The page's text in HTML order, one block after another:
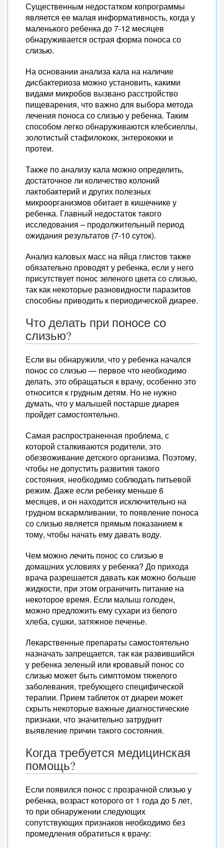
Существенным недостатком копрограммы
является ее малая информативность, когда у
маленького ребенка до 7-12 месяцев
обнаруживается острая форма поноса со
слизью.
На основании анализа кала на наличие
дисбактериоза можно установить, какими
видами микробов вызвано расстройство
пищеварения, что важно для выбора метода
лечения поноса со слизью у ребенка. Таким
способом легко обнаруживаются клебсиеллы,
золотистый стафилококк, энтерококки и
протеи.
Также по анализу кала можно определить,
достаточное ли количество колоний
лактобактерий и других полезных
микроорганизмов обитает в кишечнике у
ребенка. Главный недостаток такого
исследования – продолжительный период
ожидания результатов (7-10 суток).
Анализ каловых масс на яйца глистов также
обязательно проводят у ребенка, если у него
присутствует понос зеленого цвета со слизью,
так как некоторые разновидности паразитов
способны приводить к периодической диарее.
Что делать при поносе со
слизью?
Если вы обнаружили, что у ребенка начался
понос со слизью — первое что необходимо
делать, это обращаться к врачу, особенно это
относится к грудным детям. Но не нужно
думать, что у малышей постарше диарея
пройдет самостоятельно.
Самая распространенная проблема, с
которой сталкиваются родители, это
обезвоживание детского организма. Поэтому,
чтобы не допустить развития такого
состояния, необходимо соблюдать питьевой
режим. Даже если ребенку меньше 6
месяцев, и он находится исключительно на
грудном вскармливании, то появление поноса
со слизью является прямым показанием к
тому, чтобы начать ему давать воду.
Чем можно лечить понос со слизью в
домашних условиях у ребенка? До прихода
врача разрешается давать как можно больше
жидкости, при этом ограничить питание на
некоторое время. Если малыш голоден,
можно предложить ему сухари из белого
хлеба, сушки, затяжное печенье.
Лекарственные препараты самостоятельно
назначать запрещается, так как развившийся
у ребенка зеленый или кровавый понос со
слизью может быть симптомом тяжелого
заболевания, требующего специфической
терапии. Прием таблеток от диареи может
скрыть некоторые важные диагностические
признаки, что значительно затруднит
выявление причин такого состояния.
Когда требуется медицинская
помощь?
Если появился понос с прозрачной слизью у
ребенка, возраст которого от 1 года до 5 лет,
то при обнаружении следующих
сопутствующих признаков необходимо без
промедления обратиться к врачу: